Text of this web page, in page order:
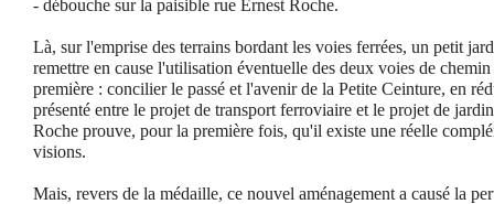
- débouche sur la paisible rue Ernest Roche.
Là, sur l'emprise des terrains bordant les voies ferrées, un petit
remettre en cause l'utilisation éventuelle des deux voies de
première : concilier le passé et l'avenir de la Petite Ceinture, en
présenté entre le projet de transport ferroviaire et le projet de
Roche prouve, pour la première fois, qu'il existe une réelle
visions.
Mais, revers de la médaille, ce nouvel aménagement a causé la